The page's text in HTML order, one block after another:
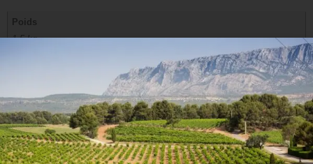
Poids
1,5 kg
Chardonnay, Pinot Meunier, Pinot Noir
Arômes du vin
Fruits blancs, Minéral
Accords mets et vins
Apéritif, Dessert, Fruits de mer